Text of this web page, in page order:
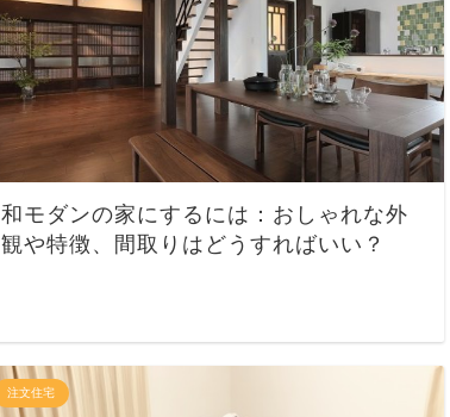
和モダンの家にするには：おしゃれな外
観や特徴、間取りはどうすればいい？
注文住宅